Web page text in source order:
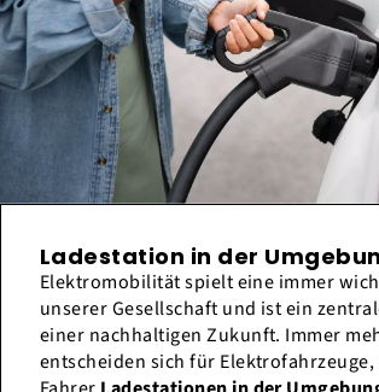
Ladestation in der
Elektromobilität spielt eine immer
unserer Gesellschaft und ist ein
einer nachhaltigen Zukunft. Immer
entscheiden sich für